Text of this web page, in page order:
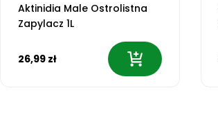
Aktinidia Male Ostrolistna
Zapylacz 1L
26,99 zł